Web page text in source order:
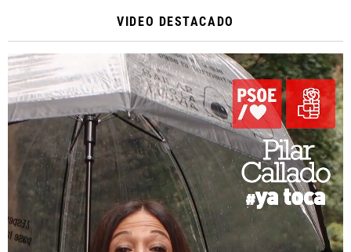
VIDEO DESTACADO
Reproductor
de
vídeo